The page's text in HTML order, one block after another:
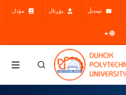
ئیمەیڵ پۆڕتال مۆدل